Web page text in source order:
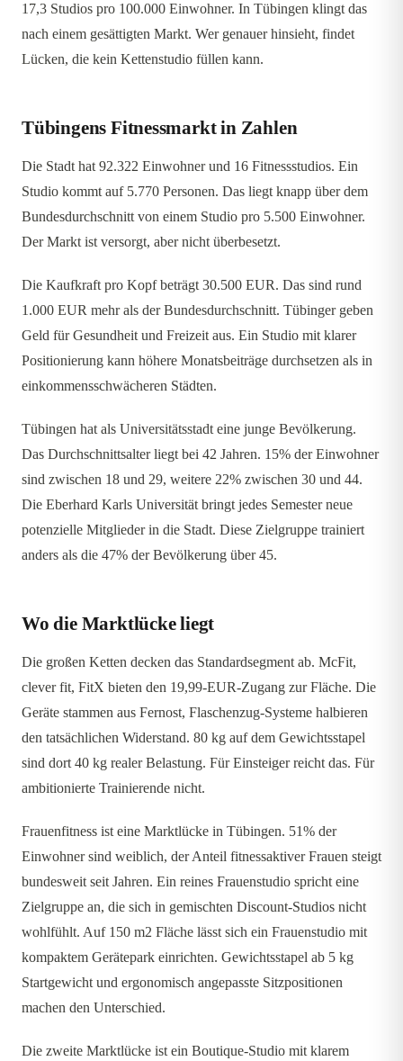
17,3 Studios pro 100.000 Einwohner. In Tübingen klingt das
nach einem gesättigten Markt. Wer genauer hinsieht, findet
Lücken, die kein Kettenstudio füllen kann.
Tübingens Fitnessmarkt in Zahlen
Die Stadt hat 92.322 Einwohner und 16 Fitnessstudios. Ein
Studio kommt auf 5.770 Personen. Das liegt knapp über dem
Bundesdurchschnitt von einem Studio pro 5.500 Einwohner.
Der Markt ist versorgt, aber nicht überbesetzt.
Die Kaufkraft pro Kopf beträgt 30.500 EUR. Das sind rund
1.000 EUR mehr als der Bundesdurchschnitt. Tübinger geben
Geld für Gesundheit und Freizeit aus. Ein Studio mit klarer
Positionierung kann höhere Monatsbeiträge durchsetzen als in
einkommensschwächeren Städten.
Tübingen hat als Universitätsstadt eine junge Bevölkerung.
Das Durchschnittsalter liegt bei 42 Jahren. 15% der Einwohner
sind zwischen 18 und 29, weitere 22% zwischen 30 und 44.
Die Eberhard Karls Universität bringt jedes Semester neue
potenzielle Mitglieder in die Stadt. Diese Zielgruppe trainiert
anders als die 47% der Bevölkerung über 45.
Wo die Marktlücke liegt
Die großen Ketten decken das Standardsegment ab. McFit,
clever fit, FitX bieten den 19,99-EUR-Zugang zur Fläche. Die
Geräte stammen aus Fernost, Flaschenzug-Systeme halbieren
den tatsächlichen Widerstand. 80 kg auf dem Gewichtsstapel
sind dort 40 kg realer Belastung. Für Einsteiger reicht das. Für
ambitionierte Trainierende nicht.
Frauenfitness ist eine Marktlücke in Tübingen. 51% der
Einwohner sind weiblich, der Anteil fitnessaktiver Frauen steigt
bundesweit seit Jahren. Ein reines Frauenstudio spricht eine
Zielgruppe an, die sich in gemischten Discount-Studios nicht
wohlfühlt. Auf 150 m2 Fläche lässt sich ein Frauenstudio mit
kompaktem Gerätepark einrichten. Gewichtsstapel ab 5 kg
Startgewicht und ergonomisch angepasste Sitzpositionen
machen den Unterschied.
Die zweite Marktlücke ist ein Boutique-Studio mit klarem